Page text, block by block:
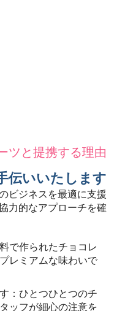
ツと提携する理由
伝いいたします
ビジネスを最適に支援
力的なアプローチを確
で作られたチョコレ
レミアムな味わいで
：ひとつひとつのチ
ッフが細心の注意を